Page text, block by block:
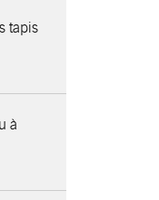
tapis
à